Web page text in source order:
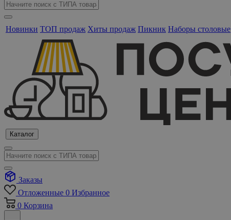
Новинки ТОП продаж Хиты продаж Пикник Наборы столовые
Каталог
Заказы
Отложенные 0 Избранное
0 Корзина